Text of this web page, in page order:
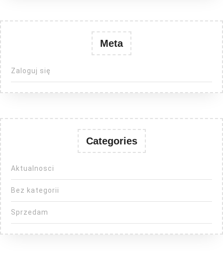
Meta
Zaloguj się
Categories
Aktualnosci
Bez kategorii
Sprzedam